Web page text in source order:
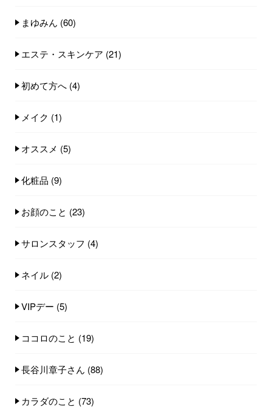
まゆみん (60)
エステ・スキンケア (21)
初めて方へ (4)
メイク (1)
オススメ (5)
化粧品 (9)
お顔のこと (23)
サロンスタッフ (4)
ネイル (2)
VIPデー (5)
ココロのこと (19)
長谷川章子さん (88)
カラダのこと (73)